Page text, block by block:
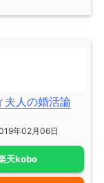
人の婚活論
年02月06日
天kobo